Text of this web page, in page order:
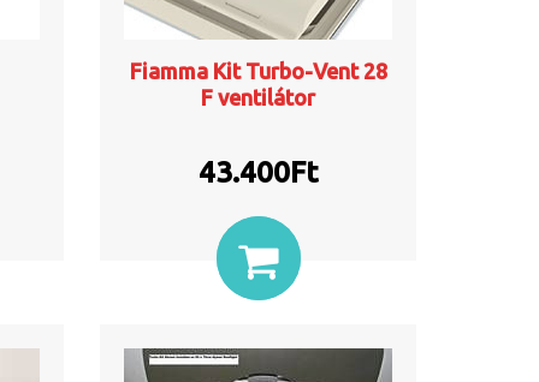
Fiamma Kit Turbo-Vent 28
F ventilátor
43.400 Ft